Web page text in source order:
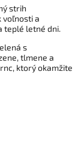
strih
voľnosti a
teplé letné dni.
s
tlmene a
ktorý okamžite